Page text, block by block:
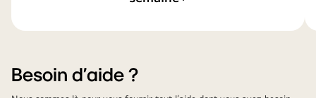
Besoin d'aide ?